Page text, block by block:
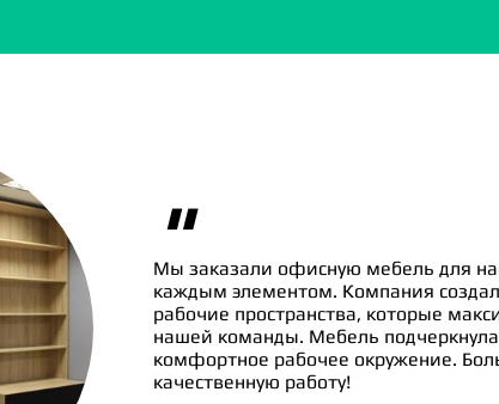
"
Мы заказали офисную мебель для
каждым элементом. Компания
рабочие пространства, которые
нашей команды. Мебель
комфортное рабочее окружение.
качественную работу!